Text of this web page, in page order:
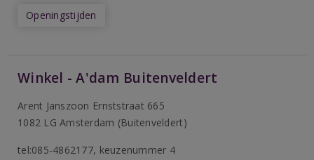
Openingstijden
Winkel - A'dam Buitenveldert
Arent Janszoon Ernststraat 665
1082 LG Amsterdam (Buitenveldert)
tel:085-4862177, keuzenummer 4